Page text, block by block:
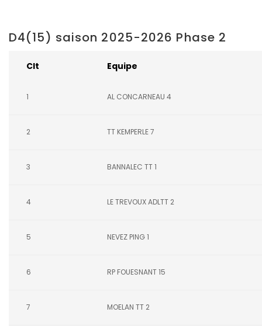
D4(15) saison 2025-2026 Phase 2
Clt Equipe
1 AL CONCARNEAU 4
2 TT KEMPERLE 7
3 BANNALEC TT 1
4 LE TREVOUX ADLTT 2
5 NEVEZ PING 1
6 RP FOUESNANT 15
7 MOELAN TT 2